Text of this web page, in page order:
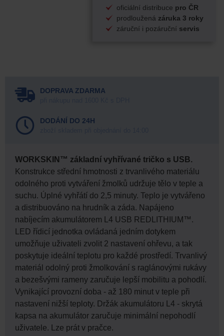
oficiální distribuce pro ČR
prodloužená záruka 3 roky
záruční i pozáruční servis
DOPRAVA ZDARMA
DODÁNÍ DO 24H
WORKSKIN™ základní vyhřívané tričko s USB.
Konstrukce střední hmotnosti z trvanlivého materiálu
odolného proti vytváření žmolků udržuje tělo v teple a
suchu. Úplné vyhřátí do 2,5 minuty. Teplo je vytvářeno
a distribuováno na hrudník a záda. Napájeno
nabíjecím akumulátorem L4 USB REDLITHIUM™.
LED řídicí jednotka ovládaná jedním dotykem
umožňuje uživateli zvolit 2 nastavení ohřevu, a tak
poskytuje ideální teplotu pro každé prostředí. Trvanlivý
materiál odolný proti žmolkování s raglánovými rukávy
a bezešvými rameny zaručuje lepší mobilitu a pohodlí.
Vynikající provozní doba - až 180 minut v teple při
nastavení nižší teploty. Držák akumulátoru L4 - skrytá
kapsa na akumulátor zaručuje minimální nepohodlí
uživatele. Lze prát v pračce.